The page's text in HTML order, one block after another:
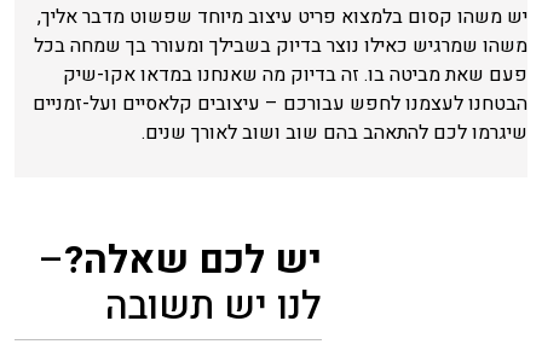
יש משהו קסום בלמצוא פריט עיצוב מיוחד שפשוט מדבר אליך,
משהו שמרגיש כאילו נוצר בדיוק בשבילך ומעורר בך שמחה בכל
פעם שאת מביטה בו. זה בדיוק מה שאנחנו במדאו אקו-שיק
הבטחנו לעצמנו לחפש עבורכם – עיצובים קלאסיים ועל-זמניים
שיגרמו לכם להתאהב בהם שוב ושוב לאורך שנים.
יש לכם שאלה?–
לנו יש תשובה